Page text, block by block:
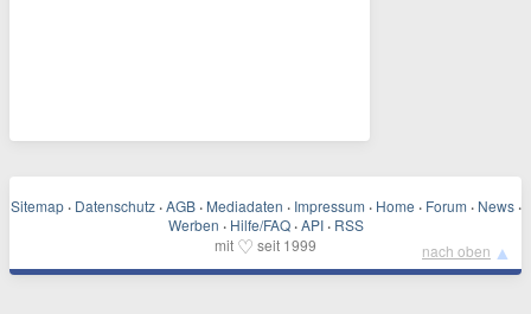
Sitemap · Datenschutz · AGB · Mediadaten · Impressum · Home · Forum · News ·
Werben · Hilfe/FAQ · API · RSS
mit ♡ seit 1999 nach oben ▲